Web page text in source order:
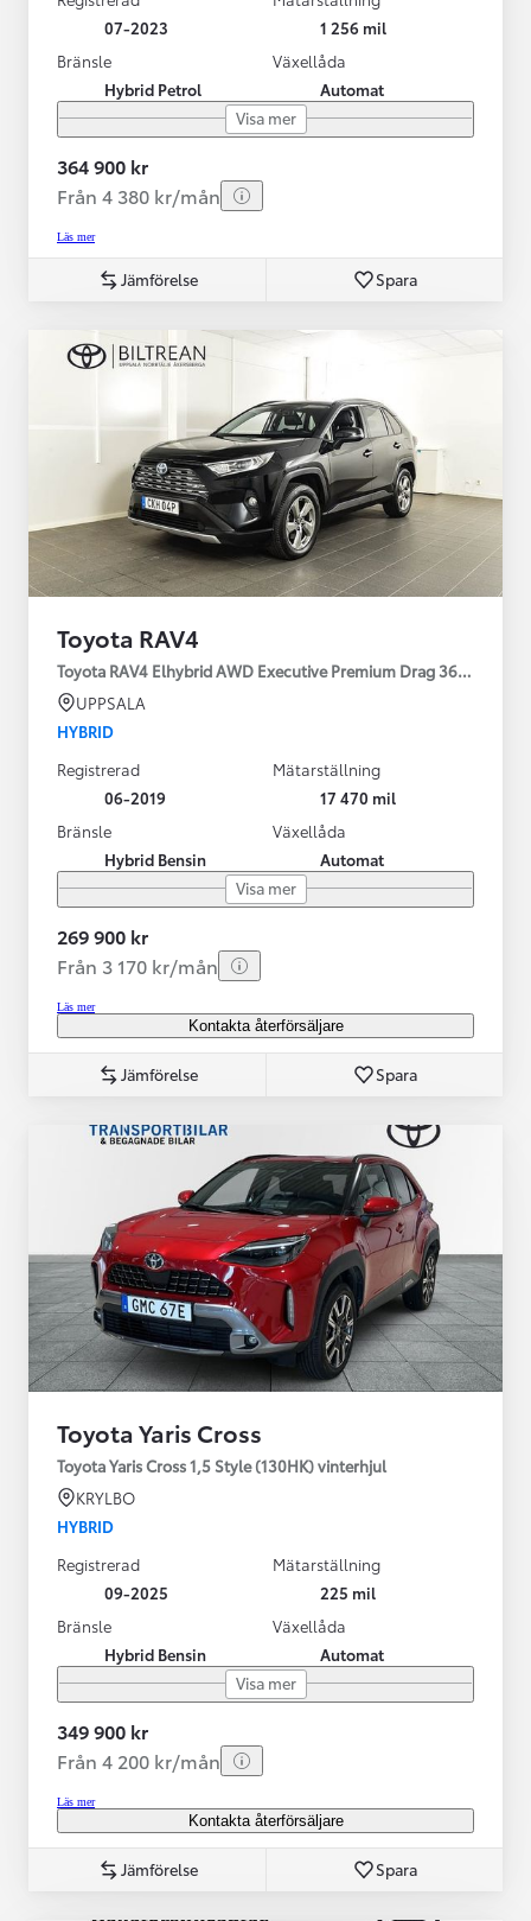
07-2023
1 256 mil
Bränsle
Hybrid Petrol
Växellåda
Automat
Visa mer
364 900 kr
Från 4 380 kr/mån
Läs mer
Jämförelse Spara
Toyota RAV4
Toyota RAV4 Elhybrid AWD Executive Premium Drag 360-kamera
UPPSALA
HYBRID
Registrerad
06-2019
Mätarställning
17 470 mil
Bränsle
Hybrid Bensin
Växellåda
Automat
Visa mer
269 900 kr
Från 3 170 kr/mån
Läs mer
Kontakta återförsäljare
Jämförelse Spara
Toyota Yaris Cross
Toyota Yaris Cross 1,5 Style (130HK) vinterhjul
KRYLBO
HYBRID
Registrerad
09-2025
Mätarställning
225 mil
Bränsle
Hybrid Bensin
Växellåda
Automat
Visa mer
349 900 kr
Från 4 200 kr/mån
Läs mer
Kontakta återförsäljare
Jämförelse Spara